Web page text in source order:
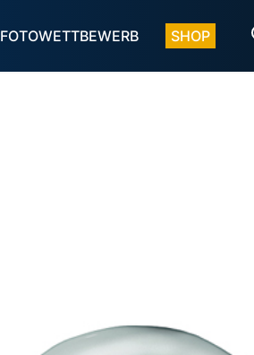
FOTOWETTBEWERB SHOP